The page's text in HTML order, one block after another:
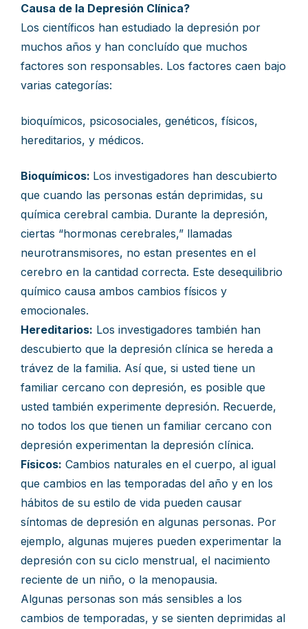
Causa de la Depresión Clínica?
Los científicos han estudiado la depresión por
muchos años y han concluído que muchos
factores son responsables. Los factores caen bajo
varias categorías:
bioquímicos, psicosociales, genéticos, físicos,
hereditarios, y médicos.
Bioquímicos: Los investigadores han descubierto
que cuando las personas están deprimidas, su
química cerebral cambia. Durante la depresión,
ciertas “hormonas cerebrales,” llamadas
neurotransmisores, no estan presentes en el
cerebro en la cantidad correcta. Este desequilibrio
químico causa ambos cambios físicos y
emocionales.
Hereditarios: Los investigadores también han
descubierto que la depresión clínica se hereda a
trávez de la familia. Así que, si usted tiene un
familiar cercano con depresión, es posible que
usted también experimente depresión. Recuerde,
no todos los que tienen un familiar cercano con
depresión experimentan la depresión clínica.
Físicos: Cambios naturales en el cuerpo, al igual
que cambios en las temporadas del año y en los
hábitos de su estilo de vida pueden causar
síntomas de depresión en algunas personas. Por
ejemplo, algunas mujeres pueden experimentar la
depresión con su ciclo menstrual, el nacimiento
reciente de un niño, o la menopausia.
Algunas personas son más sensibles a los
cambios de temporadas, y se sienten deprimidas al